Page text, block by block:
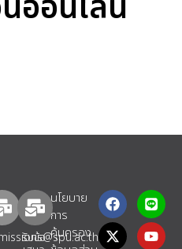
รับข้อ
นโยบาย
การ
คุ้มครอง